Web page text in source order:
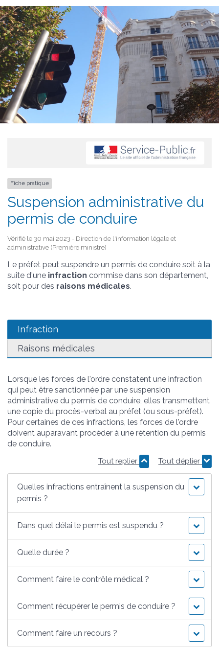
Fiche pratique
Suspension administrative du
permis de conduire
Vérifié le 30 mai 2023 - Direction de l'information légale et
administrative (Première ministre)
Le préfet peut suspendre un permis de conduire soit à la
suite d'une infraction commise dans son département,
soit pour des raisons médicales.
Infraction
Raisons médicales
Lorsque les forces de l'ordre constatent une infraction
qui peut être sanctionnée par une suspension
administrative du permis de conduire, elles transmettent
une copie du procès-verbal au préfet (ou sous-préfet).
Pour certaines de ces infractions, les forces de l'ordre
doivent auparavant procéder à une rétention du permis
de conduire.
Tout replier Tout déplier
Quelles infractions entraînent la suspension du
permis ?
Dans quel délai le permis est suspendu ?
Quelle durée ?
Comment faire le contrôle médical ?
Comment récupérer le permis de conduire ?
Comment faire un recours ?